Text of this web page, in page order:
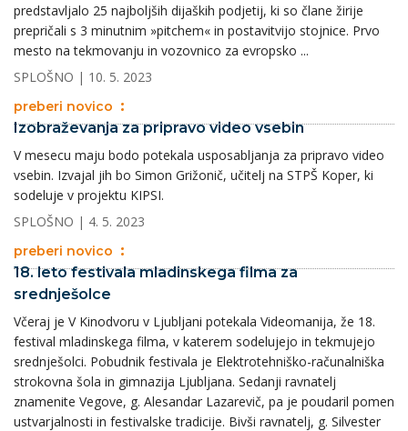
predstavljalo 25 najboljših dijaških podjetij, ki so člane žirije
prepričali s 3 minutnim »pitchem« in postavitvijo stojnice. Prvo
mesto na tekmovanju in vozovnico za evropsko ...
SPLOŠNO | 10. 5. 2023
preberi novico
Izobraževanja za pripravo video vsebin
V mesecu maju bodo potekala usposabljanja za pripravo video
vsebin. Izvajal jih bo Simon Grižonič, učitelj na STPŠ Koper, ki
sodeluje v projektu KIPSI.
SPLOŠNO | 4. 5. 2023
preberi novico
18. leto festivala mladinskega filma za
srednješolce
Včeraj je V Kinodvoru v Ljubljani potekala Videomanija, že 18.
festival mladinskega filma, v katerem sodelujejo in tekmujejo
srednješolci. Pobudnik festivala je Elektrotehniško-računalniška
strokovna šola in gimnazija Ljubljana. Sedanji ravnatelj
znamenite Vegove, g. Alesandar Lazarevič, pa je poudaril pomen
ustvarjalnosti in festivalske tradicije. Bivši ravnatelj, g. Silvester